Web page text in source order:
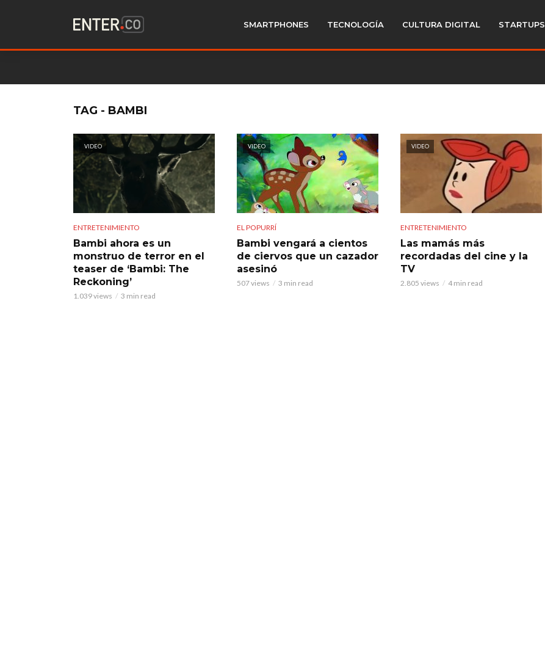
SMARTPHONES TECNOLOGÍA CULTURA DIGITAL STARTUPS
TAG - BAMBI
VIDEO
ENTRETENIMIENTO
Bambi ahora es un
monstruo de terror en el
teaser de ‘Bambi: The
Reckoning’
1.039 views 3 min read
VIDEO
EL POPURRÍ
Bambi vengará a cientos
de ciervos que un cazador
asesinó
507 views 3 min read
VIDEO
ENTRETENIMIENTO
Las mamás más
recordadas del cine y la
TV
2.805 views 4 min read